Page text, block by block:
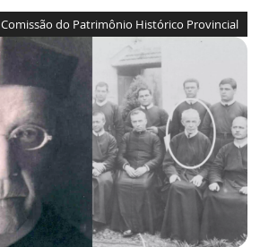
Comissão do Patrimônio Histórico Provincial